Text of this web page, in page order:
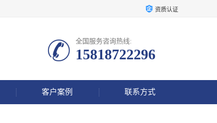
资质认证
全国服务咨询热线:
15818722296
客户案例 联系方式